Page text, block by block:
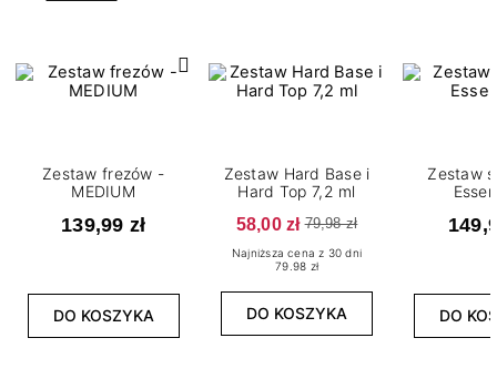
Zestaw frezów -
MEDIUM
139,99 zł
DO KOSZYKA
Zestaw Hard Base i
Hard Top 7,2 ml
58,00 zł 79,98 zł
Najniższa cena z 30 dni
79.98 zł
DO KOSZYKA
Zestaw
DO